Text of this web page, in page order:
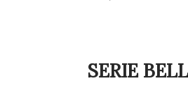
SERIE